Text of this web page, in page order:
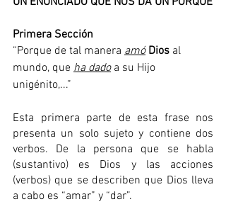
Primera Sección
“Porque de tal manera amó Dios al
mundo, que ha dado a su Hijo
unigénito,...”
Esta primera parte de esta frase nos
presenta un solo sujeto y contiene dos
verbos. De la persona que se habla
(sustantivo) es Dios y las acciones
(verbos) que se describen que Dios lleva
a cabo es “amar” y “dar”.